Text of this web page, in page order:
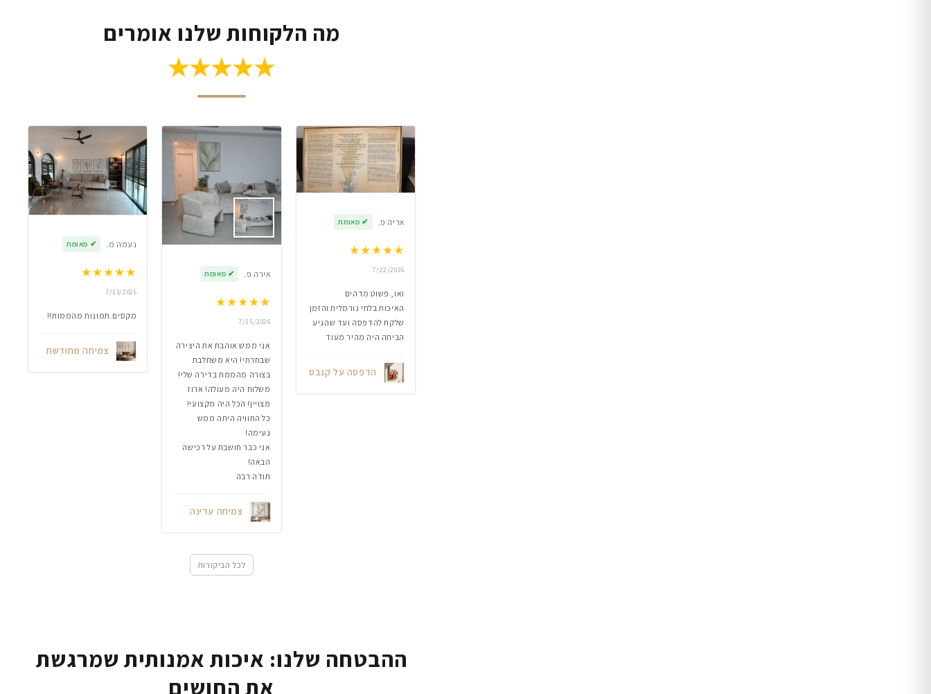
מה הלקוחות שלנו אומרים
★★★★★
אריה פ. ✔ מאומת
★★★★★
7/22/2026
ואו, פשוט מדהים
האיכות בלתי נורמלית והזמן
שלקח להדפסה ועד שהגיע
הביתה היה מהיר מעוד
הדפסה על קנבס
אירה פ. ✔ מאומת
★★★★★
7/15/2026
אני ממש אוהבת את היצירה
שבחרתי! היא משתלבת
בצורה מהממת בדירה שלי!
משלוח היה מעולה! ארוז
מצויין! הכל היה מקצועי!
כל החוויה היתה ממש
נעימה!
אני כבר חושבת על רכישה
הבאה!
תודה רבה
צמיחה עדינה
נעמה מ. ✔ מאומת
★★★★★
7/13/2026
מקסים.תמונות מהממות!!
צמיחה מחודשת
לכל הביקורות
ההבטחה שלנו: איכות אמנותית שמרגשת
את החושים